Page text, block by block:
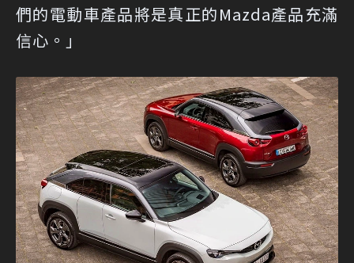
們的電動車產品將是真正的Mazda產品充滿
信心。」